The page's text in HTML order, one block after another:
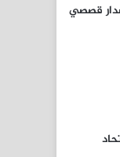
قصصي